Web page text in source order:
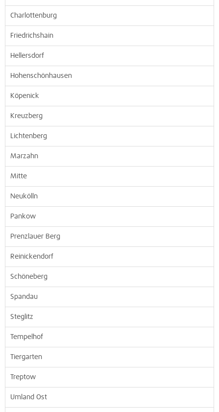
Charlottenburg
Friedrichshain
Hellersdorf
Hohenschönhausen
Köpenick
Kreuzberg
Lichtenberg
Marzahn
Mitte
Neukölln
Pankow
Prenzlauer Berg
Reinickendorf
Schöneberg
Spandau
Steglitz
Tempelhof
Tiergarten
Treptow
Umland Ost